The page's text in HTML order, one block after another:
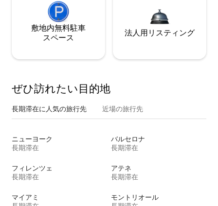
敷地内無料駐⁠車
ス⁠ペ⁠ー⁠ス
法人用リスティング
ぜひ訪⁠れ⁠た⁠い目⁠的⁠地
長期滞在に人気の旅行先 近場の旅行先
ニューヨーク
長期滞在
バルセロナ
長期滞在
フィレンツェ
長期滞在
アテネ
長期滞在
マイアミ
モントリオール